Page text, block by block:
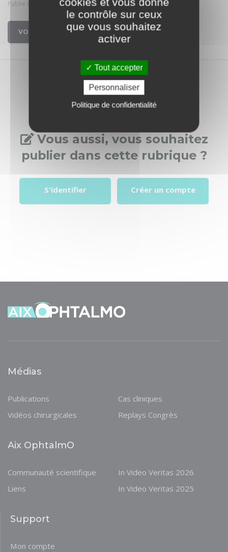
Publié le 21 mai. 2022
VOIR
2 médias trouvés
Vous aussi, vous souhaitez
publier dans cette rubrique ?
S'identifier Créer un compte
Médias
Publications
Vidéos chirurgicales
Cas cliniques
Replays Congrès
Aix OphtalmO
Communauté scientifique
Liens
In Video Veritas 2026
In Video Veritas 2025
Support
Mon compte
le contrôle sur ceux
que vous souhaitez
activer
Tout accepter
Personnaliser
Politique de confidentialité